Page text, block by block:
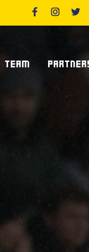
TEAM
Diventa